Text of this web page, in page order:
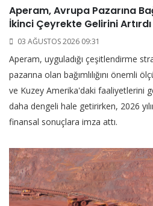
Aperam, Avrupa Pazarına
İkinci Çeyrekte Gelirini Artırdı
03 AĞUSTOS 2026 09:31
Aperam, uyguladığı çeşitlendirme
pazarına olan bağımlılığını önemli
ve Kuzey Amerika'daki faaliyetlerini
daha dengeli hale getirirken, 2026
finansal sonuçlara imza attı.